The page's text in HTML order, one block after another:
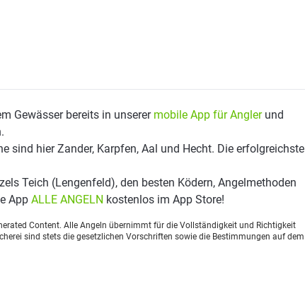
Gewässer bereits in unserer mobile App für Anglerund
sind hier Zander, Karpfen, Aal und Hecht. Die erfolgreichste
Teich (Lengenfeld), den besten Ködern, Angelmethoden
App ALLE ANGELN kostenlos im App Store!
Content. Alle Angeln übernimmt für die Vollständigkeit und Richtigkeit
sind stets die gesetzlichen Vorschriften sowie die Bestimmungen auf dem